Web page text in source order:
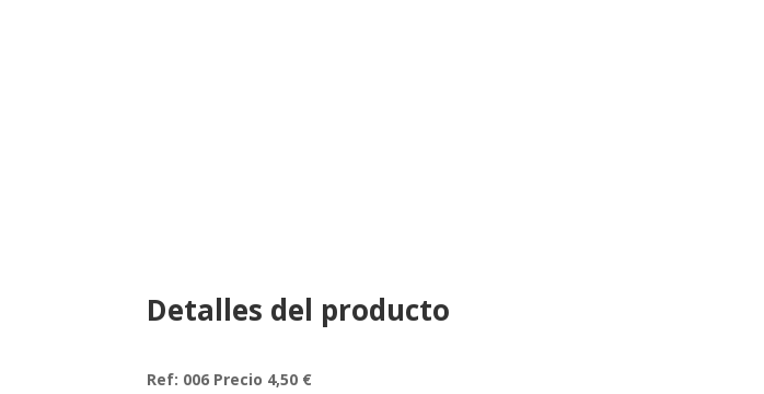
Detalles del producto
Ref: 006 Precio 4,50 €